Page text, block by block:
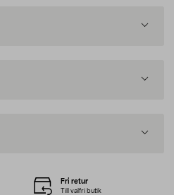
Fri retur
Till valfri butik